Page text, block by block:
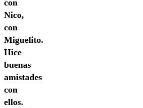
con
Nico,
con
Miguelito.
Hice
buenas
amistades
con
ellos.